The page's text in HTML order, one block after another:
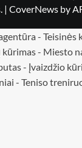
| CoverNews by
- Teisinės
- Miesto
- Įvaizdžio
- Teniso